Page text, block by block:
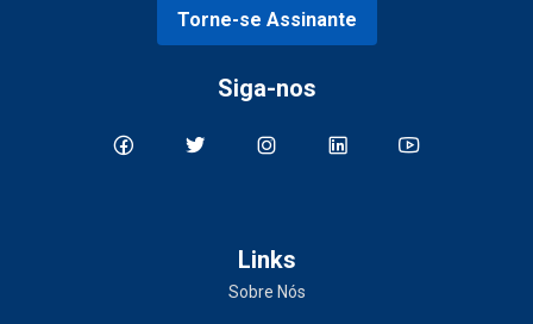
Torne-se Assinante
Siga-nos
Links
Sobre Nós